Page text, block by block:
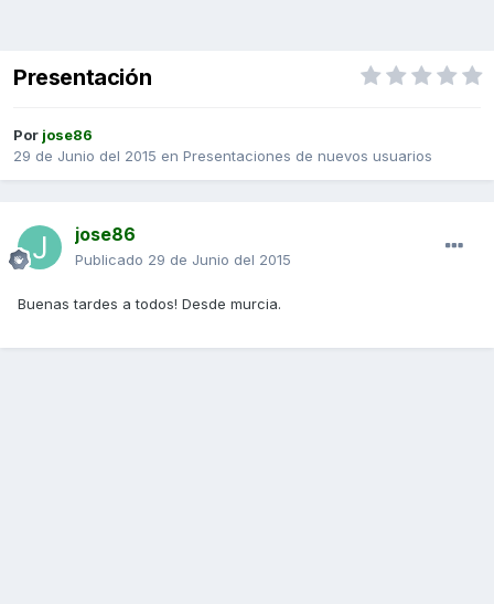
Presentación
Por jose86
29 de Junio del 2015 en Presentaciones de nuevos usuarios
jose86
Publicado 29 de Junio del 2015
Buenas tardes a todos! Desde murcia.